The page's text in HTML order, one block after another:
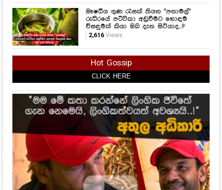
ඖෂධීය ගුණ රැසක් තියන "පනාමල්"
රුධිරයේ පට්ටිකා අඩුවීමට හොඳම
විසඳුමක් කියා ඔබ දැන සිටියාද...?
2,616Views
Hot Gossip
CLICK HERE